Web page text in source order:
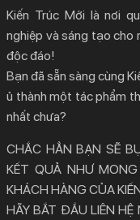
Kiến Trúc Mới là nơi
nghiệp và sáng tạo cho
độc đáo!
Bạn đã sẵn sàng cùng
ủ thành một tác phẩm
nhất chưa?
CHẮC HẲN BẠN SẼ
KẾT QUẢ NHƯ
KHÁCH HÀNG CỦA
HÃY BẮT ĐẦU LIÊN